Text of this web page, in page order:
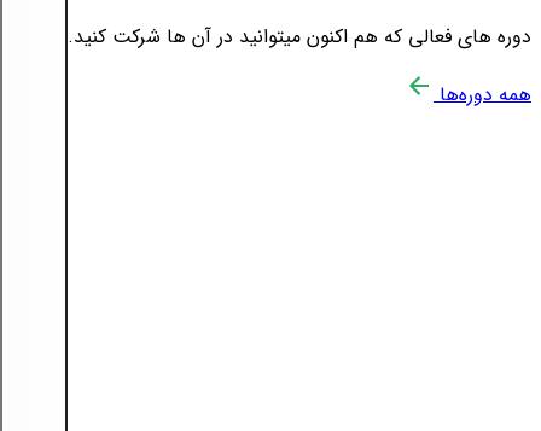
دوره های فعالی که هم اکنون میتوانید در آن ها شرکت کنید.
همه دوره‌ها